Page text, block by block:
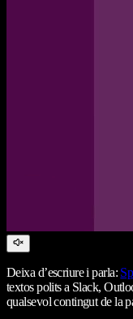
Deixa d’escriure i parla:
textos polits a Slack,
qualsevol contingut de la